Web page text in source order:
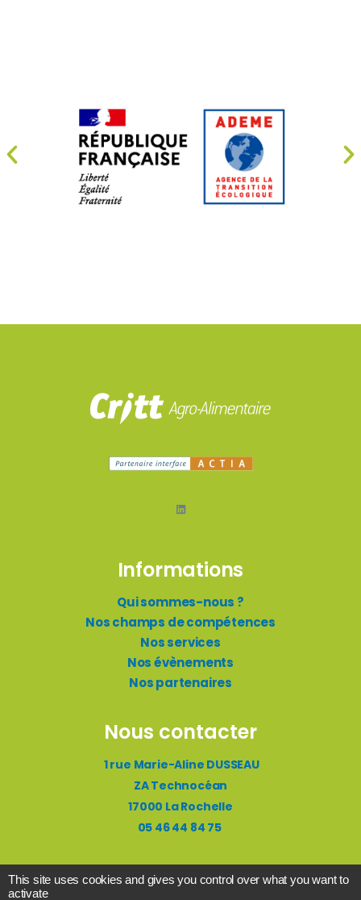
Informations
Qui sommes-nous ?
Nos champs de compétences
Nos services
Nos évènements
Nos partenaires
Nous contacter
1 rue Marie-Aline DUSSEAU
ZA Technocéan
17000 La Rochelle
05 46 44 84 75
info@crittiaa.com itinéraire
This site uses cookies and gives you control over what you want to
activate